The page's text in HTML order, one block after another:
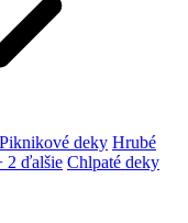
Piknikové deky Hrubé
2 ďalšie Chlpaté deky